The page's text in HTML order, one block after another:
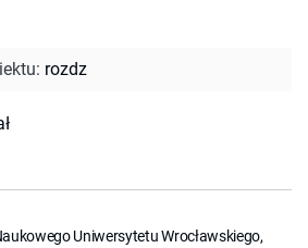
: rozdz
Uniwersytetu Wrocławskiego,